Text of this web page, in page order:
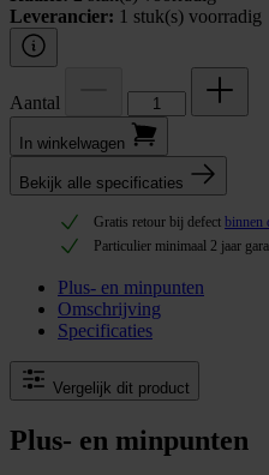
Leverancier: 1 stuk(s) voorradig
Aantal
In winkel­wagen
Bekijk alle specificaties
Gratis retour bij defect binnen
Particulier minimaal 2 jaar
Plus- en minpunten
Omschrijving
Specificaties
Vergelijk dit product
Plus- en minpunten